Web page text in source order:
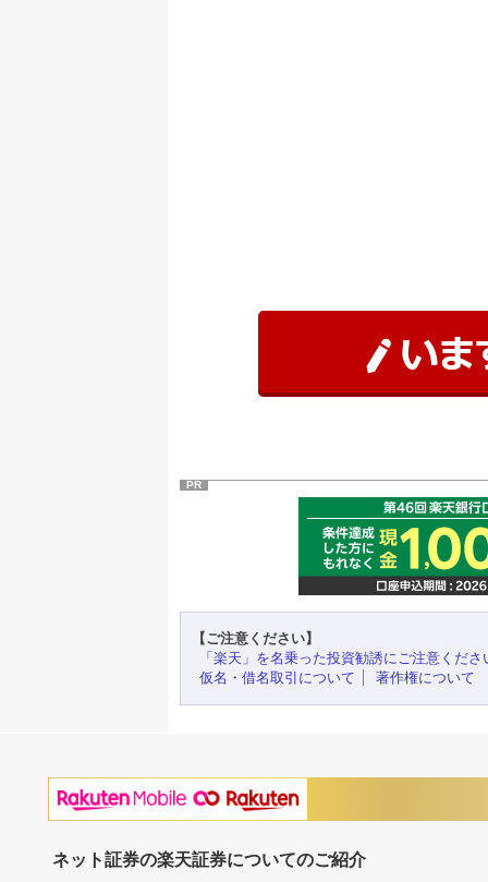
PR
【ご注意ください】
「楽天」を名乗った投資勧誘にご注意くださ
仮名・借名取引について
著作権について
ネット証券の楽天証券についてのご紹介